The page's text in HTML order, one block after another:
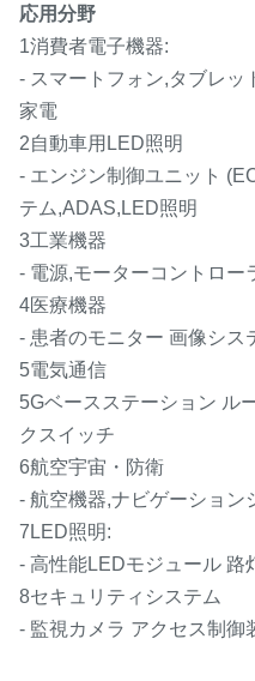
応用分野
1消費者電子機器:
- スマートフォン,タブレッ
家電
2自動車用LED照明
- エンジン制御ユニット
テム,ADAS,LED照明
3工業機器
- 電源,モーターコントロー
4医療機器
- 患者のモニター 画像シス
5電気通信
5Gベースステーション ル
クスイッチ
6航空宇宙・防衛
- 航空機器,ナビゲーション
7LED照明:
- 高性能LEDモジュール 路
8セキュリティシステム
- 監視カメラ アクセス制御